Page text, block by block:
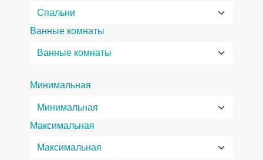
Ванные комнаты
Минимальная
Максимальная